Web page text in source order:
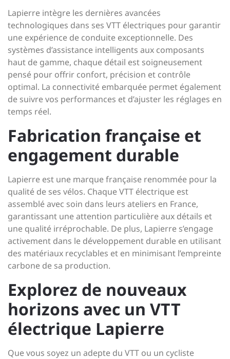
Lapierre intègre les dernières avancées
technologiques dans ses VTT électriques pour garantir
une expérience de conduite exceptionnelle. Des
systèmes d’assistance intelligents aux composants
haut de gamme, chaque détail est soigneusement
pensé pour offrir confort, précision et contrôle
optimal. La connectivité embarquée permet également
de suivre vos performances et d’ajuster les réglages en
temps réel.
Fabrication française et
engagement durable
Lapierre est une marque française renommée pour la
qualité de ses vélos. Chaque VTT électrique est
assemblé avec soin dans leurs ateliers en France,
garantissant une attention particulière aux détails et
une qualité irréprochable. De plus, Lapierre s’engage
activement dans le développement durable en utilisant
des matériaux recyclables et en minimisant l’empreinte
carbone de sa production.
Explorez de nouveaux
horizons avec un VTT
électrique Lapierre
Que vous soyez un adepte du VTT ou un cycliste